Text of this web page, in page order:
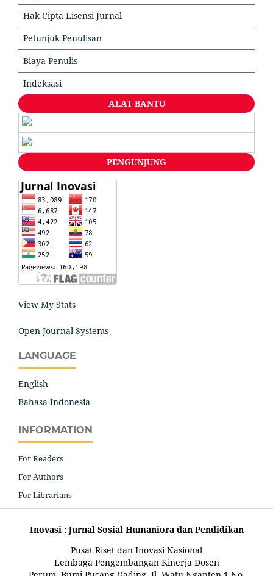
Hak Cipta Lisensi Jurnal
Petunjuk Penulisan
Biaya Penulis
Indeksasi
ALAT BANTU
PENGUNJUNG
View My Stats
Open Journal Systems
LANGUAGE
English
Bahasa Indonesia
INFORMATION
For Readers
For Authors
For Librarians
Inovasi : Jurnal Sosial Humaniora dan Pendidikan
Pusat Riset dan Inovasi Nasional
Lembaga Pengembangan Kinerja Dosen